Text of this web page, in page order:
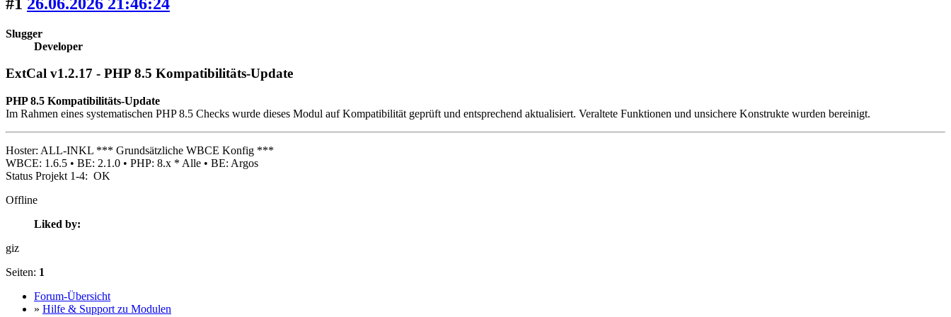
Slugger
Developer
ExtCal v1.2.17 - PHP 8.5 Kompatibilitäts-Update
PHP 8.5 Kompatibilitäts-Update
Im Rahmen eines systematischen PHP 8.5 Checks wurde dieses Modul auf Kompatibilität geprüft und entsprechend aktualisiert. Veraltete Funktionen und unsichere Konstrukte wurden bereinigt.
Hoster: ALL-INKL *** Grundsätzliche WBCE Konfig ***
WBCE: 1.6.5 • BE: 2.1.0 • PHP: 8.x * Alle • BE: Argos
Status Projekt 1-4: OK
Offline
Liked by:
giz
Seiten: 1
Forum-Übersicht
» Hilfe & Support zu Modulen